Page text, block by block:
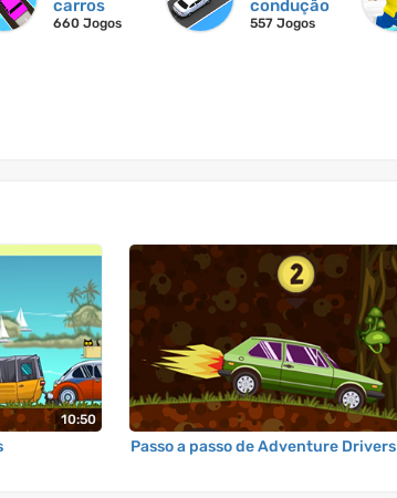
carros
660 Jogos
condução
557 Jogos
10:50
Passo a passo de Adventure Drivers